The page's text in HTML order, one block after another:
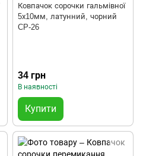
Ковпачок сорочки гальмівної
5х10мм, латунний, чорний
CP-26
34 грн
В наявності
Купити